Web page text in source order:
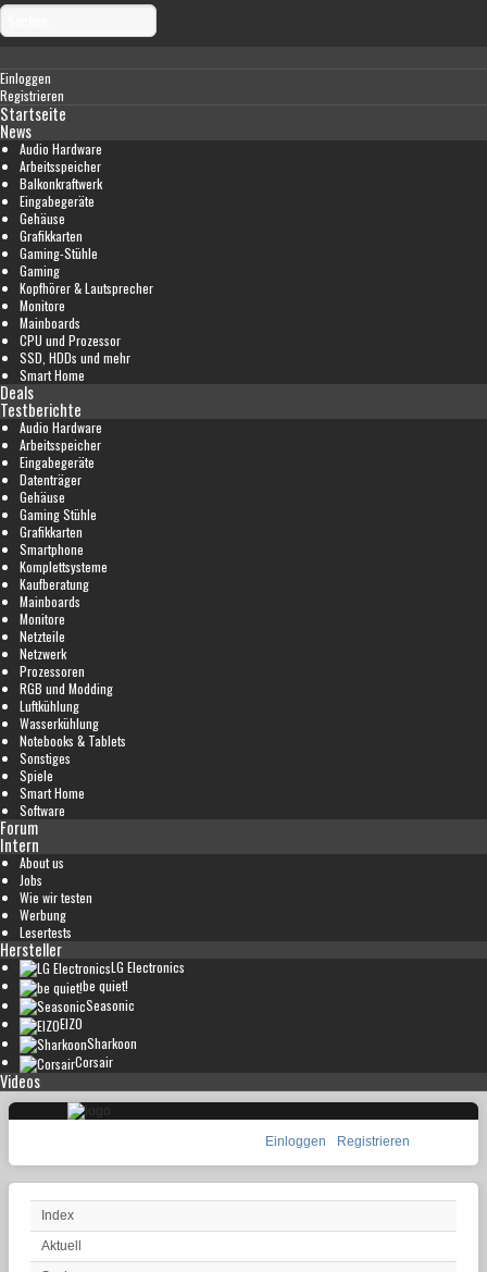
Einloggen
Registrieren
Startseite
News
Audio Hardware
Arbeitsspeicher
Balkonkraftwerk
Eingabegeräte
Gehäuse
Grafikkarten
Gaming-Stühle
Gaming
Kopfhörer & Lautsprecher
Monitore
Mainboards
CPU und Prozessor
SSD, HDDs und mehr
Smart Home
Deals
Testberichte
Audio Hardware
Arbeitsspeicher
Eingabegeräte
Datenträger
Gehäuse
Gaming Stühle
Grafikkarten
Smartphone
Komplettsysteme
Kaufberatung
Mainboards
Monitore
Netzteile
Netzwerk
Prozessoren
RGB und Modding
Luftkühlung
Wasserkühlung
Notebooks & Tablets
Sonstiges
Spiele
Smart Home
Software
Forum
Intern
About us
Jobs
Wie wir testen
Werbung
Lesertests
Hersteller
LG Electronics
be quiet!
Seasonic
EIZO
Sharkoon
Corsair
Videos
Einloggen Registrieren
Index
Aktuell